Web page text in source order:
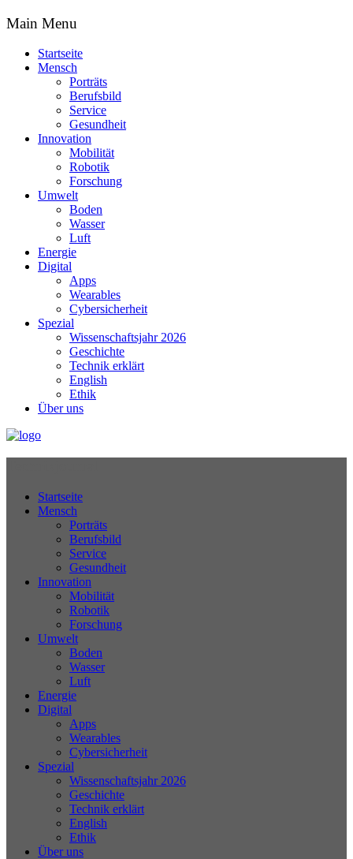
Main Menu
Startseite
Mensch
Porträts
Berufsbild
Service
Gesundheit
Innovation
Mobilität
Robotik
Forschung
Umwelt
Boden
Wasser
Luft
Energie
Digital
Apps
Wearables
Cybersicherheit
Spezial
Wissenschaftsjahr 2026
Geschichte
Technik erklärt
English
Ethik
Über uns
Startseite
Mensch
Porträts
Berufsbild
Service
Gesundheit
Innovation
Mobilität
Robotik
Forschung
Umwelt
Boden
Wasser
Luft
Energie
Digital
Apps
Wearables
Cybersicherheit
Spezial
Wissenschaftsjahr 2026
Geschichte
Technik erklärt
English
Ethik
Über uns